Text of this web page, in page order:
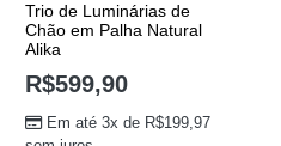
Trio de Luminárias de
Chão em Palha Natural
Alika
R$599,90
Em até 3x de R$199,97